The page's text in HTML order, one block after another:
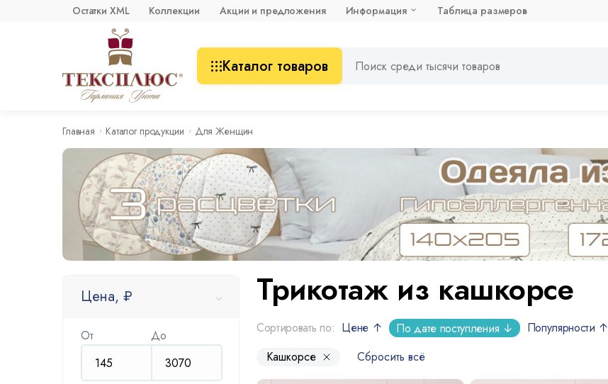
Остатки XML Коллекции Акции и предложения Информация Таблица размеров
Каталог товаров
Главная Каталог продукции Для Женщин
Цена, ₽
От До
Трикотаж из кашкорсе
Сортировать по: Цене ↑ По дате поступления ↓
Популярности ↑
Кашкорсе
Сбросить всё